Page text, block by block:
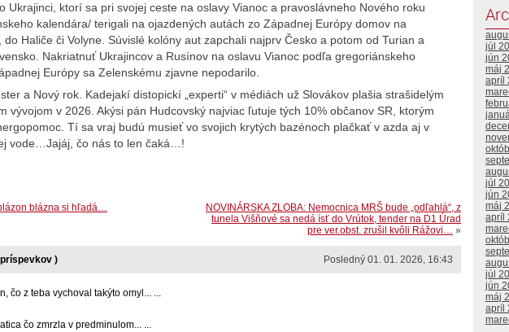
Ukrajinci, ktorí sa pri svojej ceste na oslavy Vianoc a pravoslávneho Nového roku
kalendára/ terigali na ojazdených autách zo Západnej Európy domov na
do Haliče či Volyne. Súvislé kolóny aut zapchali najprv Česko a potom od Turian a
Nakriatnuť Ukrajincov a Rusínov na oslavu Vianoc podľa gregoriánskeho
Európy sa Zelenskému zjavne nepodarilo.
a Nový rok. Kadejakí distopickí „experti“ v médiách už Slovákov plašia strašidelým
vývojom v 2026. Akýsi pán Hudcovský najviac ľutuje tých 10% občanov SR, ktorým
Tí sa vraj budú musieť vo svojich krytých bazénoch plačkať v azda aj v
vode…Jajáj, čo nás to len čaká…!
NOVINÁRSKA ZLOBA: Nemocnica MRŠ bude „odľahlá“, z
tunela Višňové sa nedá ísť do Vrútok, tender na D1 Úrad
pre ver.obst. zrušil kvôli Rážovi… »
blázna si hľadá…
Posledný 01. 01. 2026, 16:43
)
čo z teba vychoval takýto omyl... ...
čo zmrzla v predminulom... ...
júl
jún
máj
apríl
júl
jún
máj
apríl
júl
jún
máj
apríl